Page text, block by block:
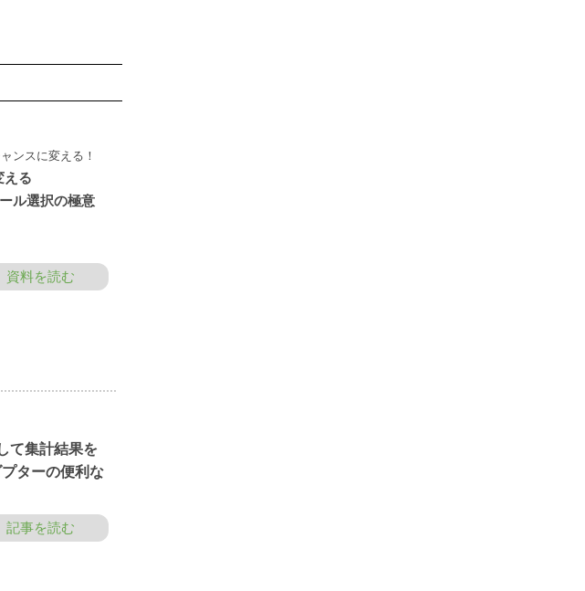
ンスに変える！
える
ル選択の極意
資料を読む
て集計結果を
ターの便利な
記事を読む